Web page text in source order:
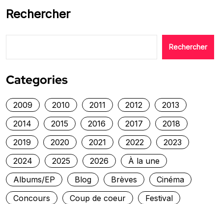
Rechercher
Rechercher
Categories
2009 2010 2011 2012
2013
2014
2015 2016 2017
2018
2019
2020 2021 2022
2023
2024
2025 2026
À la une
Albums/EP
Blog Brèves
Cinéma
Concours
Coup de coeur
Festival